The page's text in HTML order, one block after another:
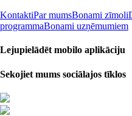
KontaktiPar mumsBonami zīmoli
programmaBonami uzņēmumiem
Lejupielādēt mobilo aplikāciju
Sekojiet mums sociālajos tīklos